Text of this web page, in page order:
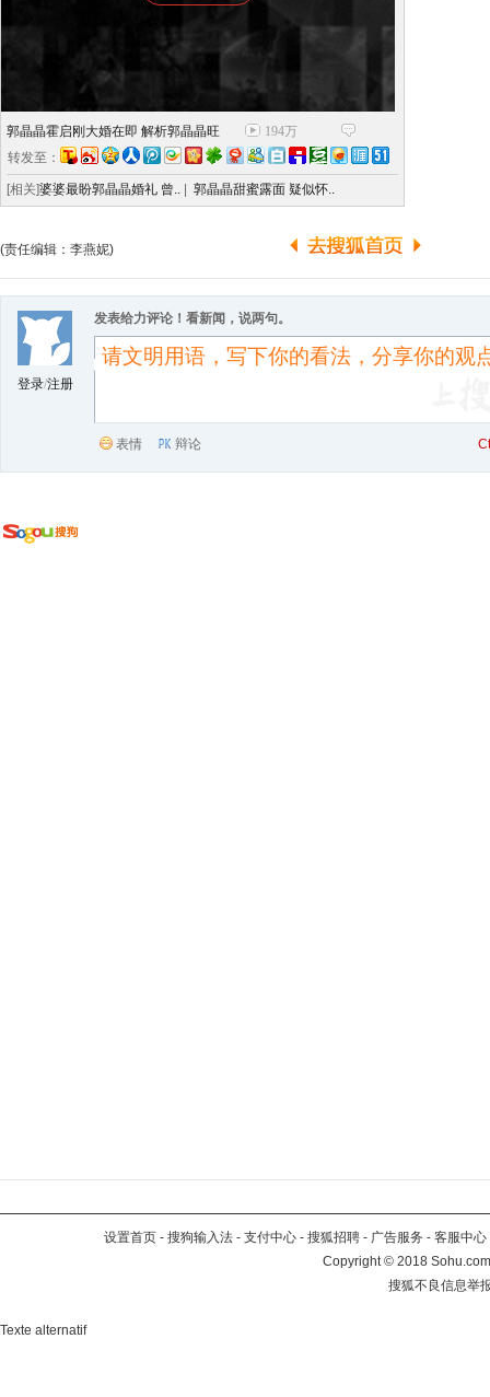
郭晶晶霍启刚大婚在即 解析郭晶晶旺
194万
转发至：
[相关]婆婆最盼郭晶晶婚礼 曾.. 郭晶晶甜蜜露面 疑似怀..
(责任编辑：李燕妮)
登录/注册
发表给力评论！看新闻，说两句。
表情 辩论
设置首页 - 搜狗输入法 - 支付中心 - 搜狐招聘 - 广告服务 - 客服中心
Copyright©2018
搜狐不良信息举
Texte alternatif